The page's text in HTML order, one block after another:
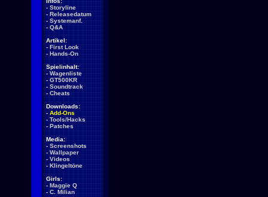
- Storyline
- Releasedatum
- Systemanf.
- Q&A
Artikel:
- First Look
- Hands-On
Spielinhalt:
- Wagenliste
- GT500KR
- Soundtrack
- Cheats
Downloads:
- Add-Ons
- Tools/Hacks
- Patches
Media:
- Screenshots
- Wallpaper
- Videos
- Klingeltöne
Girls:
- Maggie Q
- C. Milian